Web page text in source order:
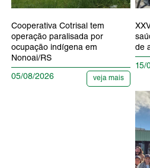
Cooperativa Cotrisal tem
operação paralisada por
ocupação indígena em
Nonoai/RS
05/08/2026 veja mais
de
15/